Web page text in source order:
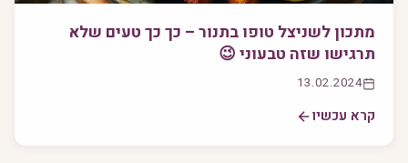
מתכון לשניצל טופו בתנור – כך כך טעים שלא
תרגישו שזה טבעוני 😉
13.02.2024
קרא עכשיו